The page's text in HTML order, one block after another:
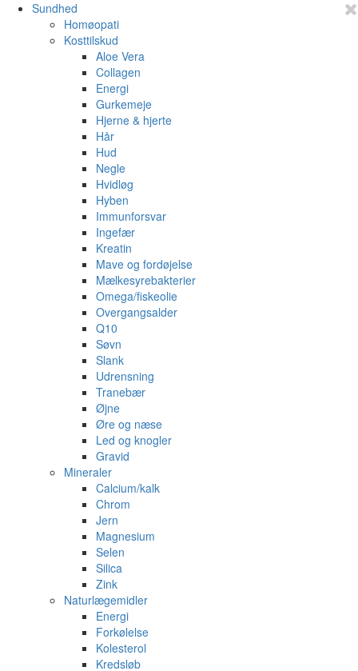
Sundhed
Homøopati
Kosttilskud
Aloe Vera
Collagen
Energi
Gurkemeje
Hjerne & hjerte
Hår
Hud
Negle
Hvidløg
Hyben
Immunforsvar
Ingefær
Kreatin
Mave og fordøjelse
Mælkesyrebakterier
Omega/fiskeolie
Overgangsalder
Q10
Søvn
Slank
Udrensning
Tranebær
Øjne
Øre og næse
Led og knogler
Gravid
Mineraler
Calcium/kalk
Chrom
Jern
Magnesium
Selen
Silica
Zink
Naturlægemidler
Energi
Forkølelse
Kolesterol
Kredsløb